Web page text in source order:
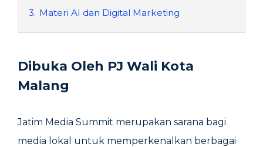
3. Materi AI dan Digital Marketing
Dibuka Oleh PJ Wali Kota
Malang
Jatim Media Summit merupakan sarana bagi
media lokal untuk memperkenalkan berbagai